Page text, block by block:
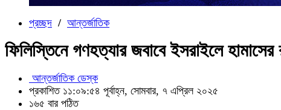
প্রচ্ছদ / আন্তর্জাতিক
ফিলিস্তিনে গণহত্যার জবাবে ইসরাইলে হামাসের
আন্তর্জাতিক ডেস্ক
প্রকাশিত ১১:০৯:৫৪ পূর্বাহ্ন, সোমবার, ৭ এপ্রিল ২০২৫
১৬৫ বার পঠিত